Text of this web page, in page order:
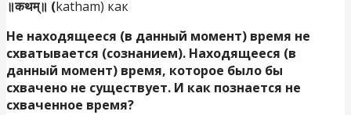
॥कथम्॥ (katham) как
Не находящееся (в данный момент) время не
схватывается (сознанием). Находящееся (в
данный момент) время, которое было бы
схвачено не существует. И как познается не
схваченное время?